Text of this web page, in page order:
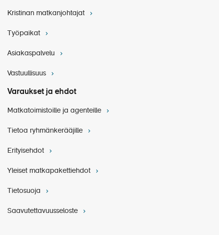
Kristinan matkanjohtajat
Työpaikat
Asiakaspalvelu
Vastuullisuus
Varaukset ja ehdot
Matkatoimistoille ja agenteille
Tietoa ryhmänkerääjille
Erityisehdot
Yleiset matkapakettiehdot
Tietosuoja
Saavutettavuusseloste